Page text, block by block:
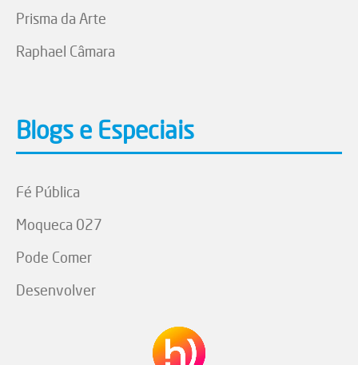
Prisma da Arte
Raphael Câmara
Blogs e Especiais
Fé Pública
Moqueca 027
Pode Comer
Desenvolver